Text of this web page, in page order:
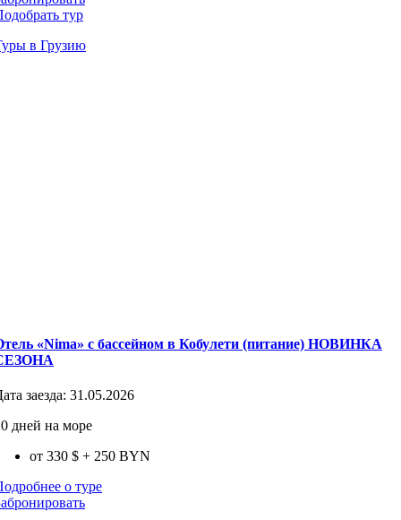
тур
в Грузию
«Nima» с бассейном в Кобулети (питание) НОВИНКА
заезда: 31.05.2026
дней на море
от 330 $ + 250 BYN
о туре